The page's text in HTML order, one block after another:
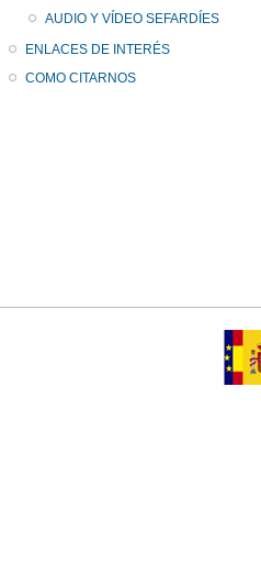
AUDIO Y VÍDEO SEFARDÍES
ENLACES DE INTERÉS
COMO CITARNOS